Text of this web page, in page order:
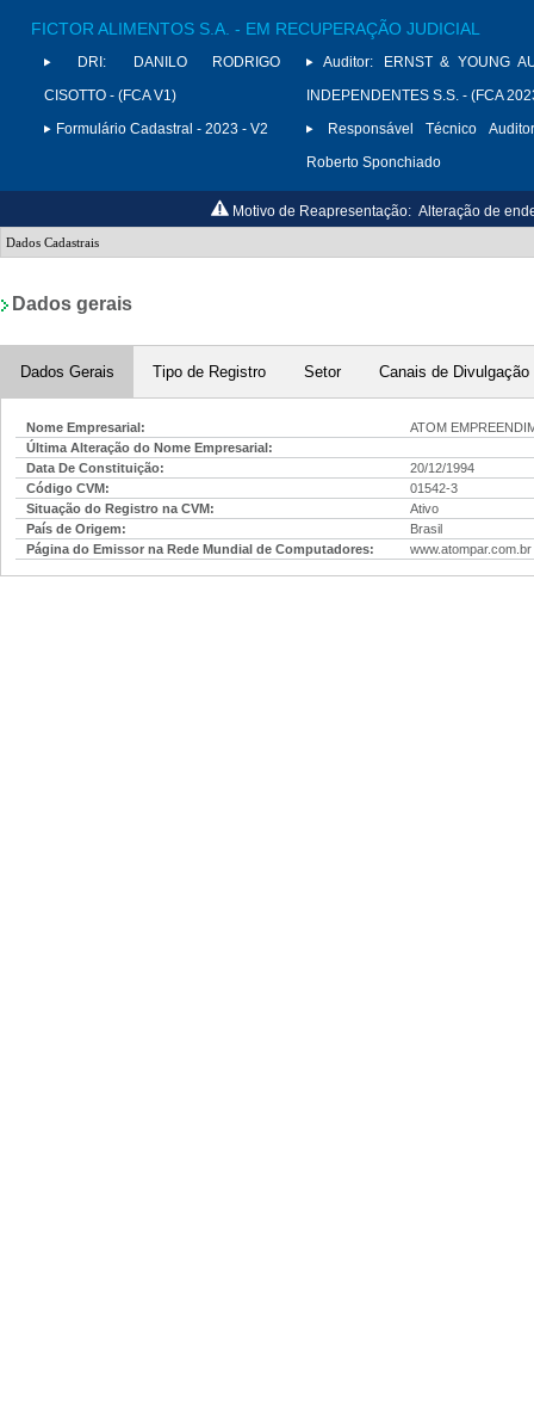
FICTOR ALIMENTOS S.A. - EM RECUPERAÇÃO JUDICIAL
DRI:
DANILO RODRIGO
CISOTTO - (FCA V1)
Formulário Cadastral - 2023 - V2
Auditor:
ERNST & YOUNG
INDEPENDENTES S.S. - (FCA
Responsável Técnico
Roberto Sponchiado
Motivo de Reapresentação: Alteração de